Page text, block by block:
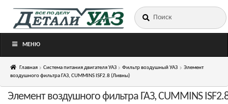
Перейти
Перейти
Искать:
МЕНЮ
Главная Система питания двигателя УАЗ Фильтр воздушный УАЗ
Элемент
воздушного фильтра ГАЗ, CUMMINS ISF2.8 (Ливны)
Элемент воздушного фильтра ГАЗ, CUMMINS